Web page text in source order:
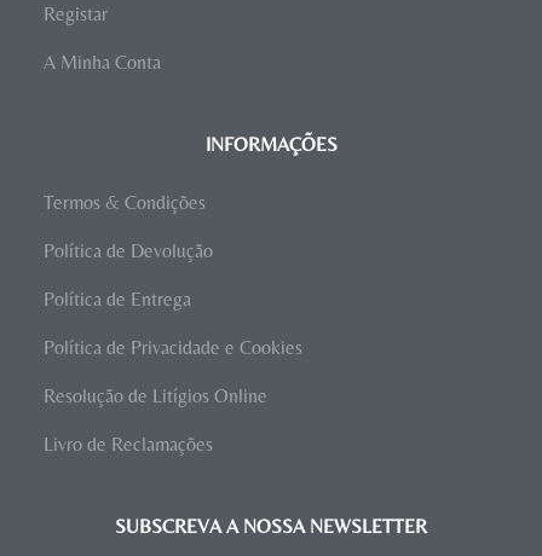
Registar
A Minha Conta
INFORMAÇÕES
Termos & Condições
Política de Devolução
Política de Entrega
Política de Privacidade e Cookies
Resolução de Litígios Online
Livro de Reclamações
SUBSCREVA A NOSSA NEWSLETTER